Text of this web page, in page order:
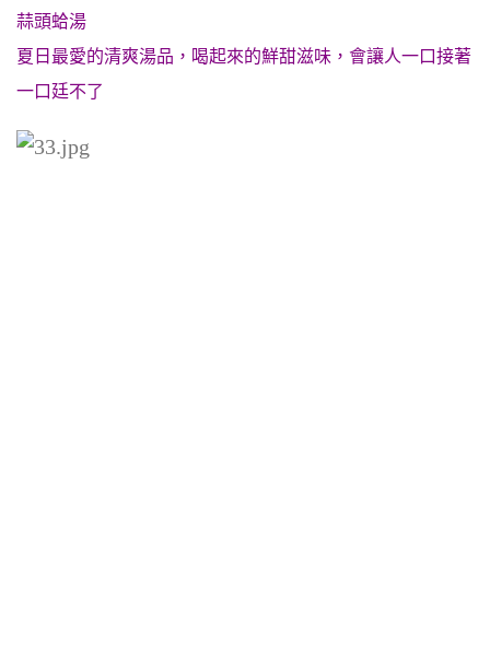
蒜頭蛤湯
夏日最愛的清爽湯品，喝起來的鮮甜滋味，會讓人一口接著
一口廷不了